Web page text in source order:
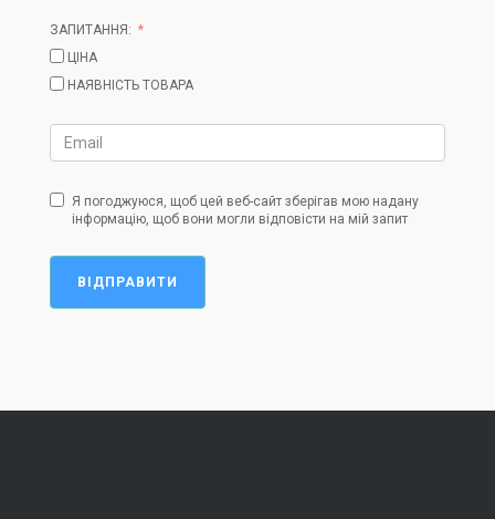
ЗАПИТАННЯ:
ЦІНА
НАЯВНІСТЬ ТОВАРА
Я погоджуюся, щоб цей веб-сайт зберігав мою надану
інформацію, щоб вони могли відповісти на мій запит
ВІДПРАВИТИ